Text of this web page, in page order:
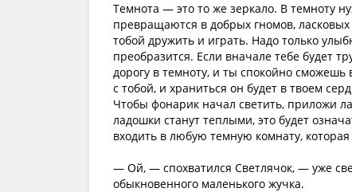
Темнота — это то же зеркало. В темноту
превращаются в добрых гномов,
тобой дружить и играть. Надо только
преобразится. Если вначале тебе будет
дорогу в темноту, и ты спокойно
с тобой, и храниться он будет в твоем
Чтобы фонарик начал светить, приложи
ладошки станут теплыми, это будет
входить в любую темную комнату,
— Ой, — спохватился Светлячок, — уже
обыкновенного маленького жучка.